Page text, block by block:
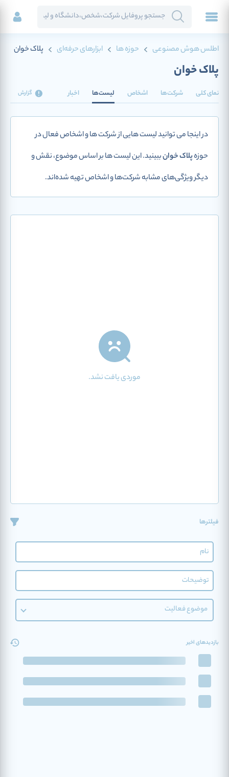
اطلس هوش مصنوعی حوزه ها ابزارهای حرفه‌ای پلاک خوان
پلاک خوان
نمای کلی شرکت‌ها اشخاص لیست‌ها اخبار گزارش
در اینجا می توانید لیست هایی از شرکت ها و اشخاص فعال در
حوزهپلاک خوانببینید. این لیست ها بر اساس موضوع، نقش و
دیگر ویژگی‌های مشابه شرکت‌ها و اشخاص تهیه شده‌اند.
موردی یافت نشد.
فیلترها
موضوع فعالیت
بازدیدهای اخیر